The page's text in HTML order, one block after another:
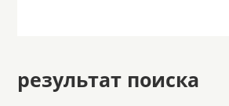
результат поиска